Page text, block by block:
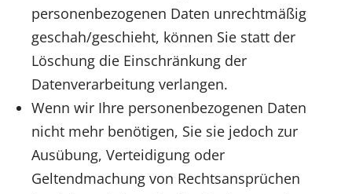
personenbezogenen Daten unrechtmäßig
geschah/geschieht, können Sie statt der
Löschung die Einschränkung der
Datenverarbeitung verlangen.
Wenn wir Ihre personenbezogenen Daten
nicht mehr benötigen, Sie sie jedoch zur
Ausübung, Verteidigung oder
Geltendmachung von Rechtsansprüchen